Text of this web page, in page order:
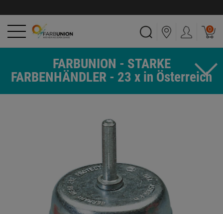
0
FARBUNION - STARKE
FARBENHÄNDLER - 23 x in Österreich